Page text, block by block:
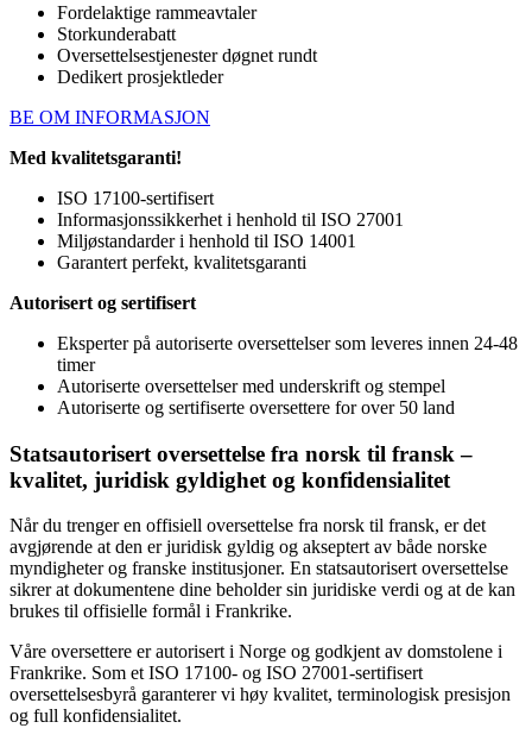
Fordelaktige rammeavtaler
Storkunderabatt
Oversettelsestjenester døgnet rundt
Dedikert prosjektleder
BE OM INFORMASJON
Med kvalitetsgaranti!
ISO 17100-sertifisert
Informasjonssikkerhet i henhold til ISO 27001
Miljøstandarder i henhold til ISO 14001
Garantert perfekt, kvalitetsgaranti
Autorisert og sertifisert
Eksperter på autoriserte oversettelser som leveres innen 24-48
timer
Autoriserte oversettelser med underskrift og stempel
Autoriserte og sertifiserte oversettere for over 50 land
Statsautorisert oversettelse fra norsk til fransk –
kvalitet, juridisk gyldighet og konfidensialitet
Når du trenger en offisiell oversettelse fra norsk til fransk, er det
avgjørende at den er juridisk gyldig og akseptert av både norske
myndigheter og franske institusjoner. En statsautorisert oversettelse
sikrer at dokumentene dine beholder sin juridiske verdi og at de kan
brukes til offisielle formål i Frankrike.
Våre oversettere er autorisert i Norge og godkjent av domstolene i
Frankrike. Som et ISO 17100- og ISO 27001-sertifisert
oversettelsesbyrå garanterer vi høy kvalitet, terminologisk presisjon
og full konfidensialitet.